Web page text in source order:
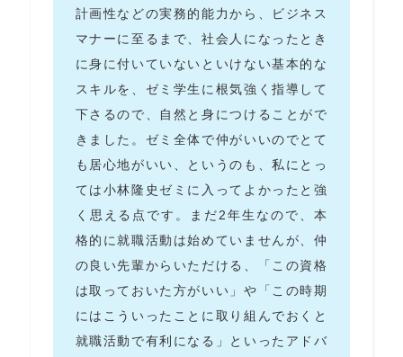
計画性などの実務的能力から、ビジネス
マナーに至るまで、社会人になったとき
に身に付いていないといけない基本的な
スキルを、ゼミ学生に根気強く指導して
下さるので、自然と身につけることがで
きました。ゼミ全体で仲がいいのでとて
も居心地がいい、というのも、私にとっ
ては小林隆史ゼミに入ってよかったと強
く思える点です。まだ2年生なので、本
格的に就職活動は始めていませんが、仲
の良い先輩からいただける、「この資格
は取っておいた方がいい」や「この時期
にはこういったことに取り組んでおくと
就職活動で有利になる」といったアドバ